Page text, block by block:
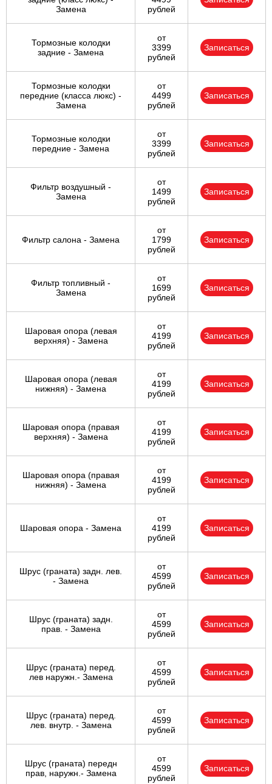
Замена
рублей
Тормозные колодки
задние - Замена
от
3399
рублей
Записаться
Тормозные колодки
передние (класса люкс) -
Замена
от
4499
рублей
Записаться
Тормозные колодки
передние - Замена
от
3399
рублей
Записаться
Фильтр воздушный -
Замена
от
1499
рублей
Записаться
Фильтр салона - Замена
от
1799
рублей
Записаться
Фильтр топливный -
Замена
от
1699
рублей
Записаться
Шаровая опора (левая
верхняя) - Замена
от
4199
рублей
Записаться
Шаровая опора (левая
нижняя) - Замена
от
4199
рублей
Записаться
Шаровая опора (правая
верхняя) - Замена
от
4199
рублей
Записаться
Шаровая опора (правая
нижняя) - Замена
от
4199
рублей
Записаться
Шаровая опора - Замена
от
4199
рублей
Записаться
Шрус (граната) задн. лев.
- Замена
от
4599
рублей
Записаться
Шрус (граната) задн.
прав. - Замена
от
4599
рублей
Записаться
Шрус (граната) перед.
лев наружн.- Замена
от
4599
рублей
Записаться
Шрус (граната) перед.
лев. внутр. - Замена
от
4599
рублей
Записаться
Шрус (граната) передн
прав, наружн.- Замена
от
4599
рублей
Записаться